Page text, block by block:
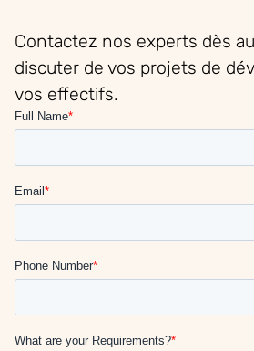
Contactez nos experts dès
discuter de vos projets de
vos effectifs.